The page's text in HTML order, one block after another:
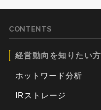
CONTENTS
経営動向を知りたい方
ホットワード分析
IRストレージ